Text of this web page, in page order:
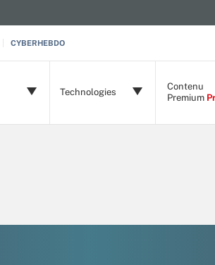
CYBERHEBDO
Technologies
Contenu
Premium